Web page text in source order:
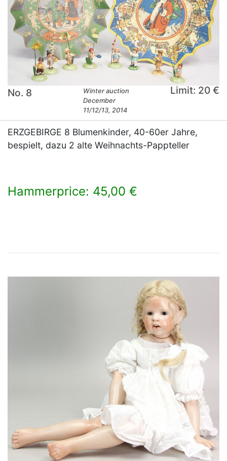
No. 8
Winter auction
December
11/12/13, 2014
Limit: 20 €
ERZGEBIRGE 8 Blumenkinder, 40-60er Jahre,
bespielt, dazu 2 alte Weihnachts-Pappteller
Hammerprice: 45,00 €